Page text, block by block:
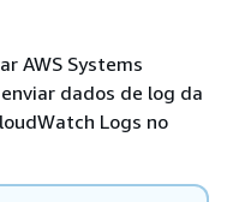
AWS Systems
dados de log da
Logs no